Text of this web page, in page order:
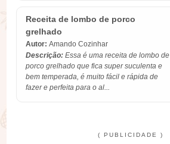
Receita de lombo de porco
grelhado
Autor:Amando Cozinhar
Descrição:Essa é uma receita de lombo de
porco grelhado que fica super suculenta e
bem temperada, é muito fácil e rápida de
fazer e perfeita para o al...
( PUBLICIDADE )